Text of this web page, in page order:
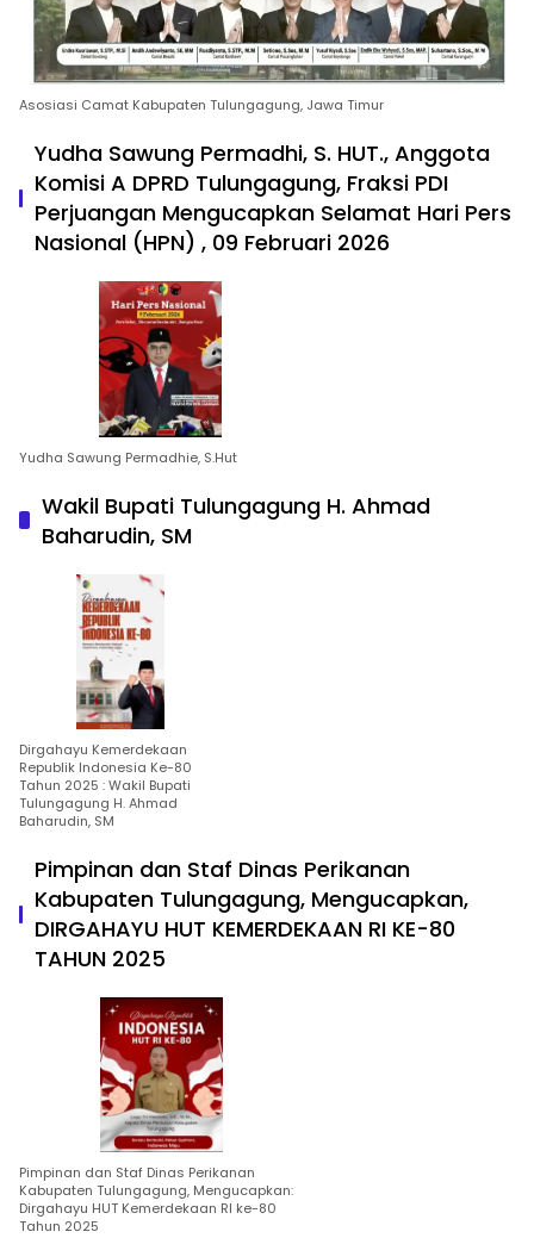
Asosiasi Camat Kabupaten Tulungagung, Jawa Timur
Yudha Sawung Permadhi, S. HUT., Anggota
Komisi A DPRD Tulungagung, Fraksi PDI
Perjuangan Mengucapkan Selamat Hari Pers
Nasional (HPN) , 09 Februari 2026
Yudha Sawung Permadhie, S.Hut
Wakil Bupati Tulungagung H. Ahmad
Baharudin, SM
Dirgahayu Kemerdekaan
Republik Indonesia Ke-80
Tahun 2025 : Wakil Bupati
Tulungagung H. Ahmad
Baharudin, SM
Pimpinan dan Staf Dinas Perikanan
Kabupaten Tulungagung, Mengucapkan,
DIRGAHAYU HUT KEMERDEKAAN RI KE-80
TAHUN 2025
Pimpinan dan Staf Dinas Perikanan
Kabupaten Tulungagung, Mengucapkan:
Dirgahayu HUT Kemerdekaan RI ke-80
Tahun 2025